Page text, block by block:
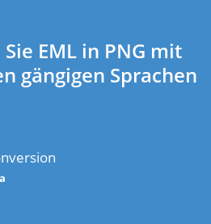
EML in PNG mit
gängigen Sprachen